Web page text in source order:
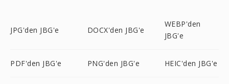
JPG'den JBG'e DOCX'den JBG'e
WEBP'den
JBG'e
PDF'den JBG'e PNG'den JBG'e HEIC'den JBG'e